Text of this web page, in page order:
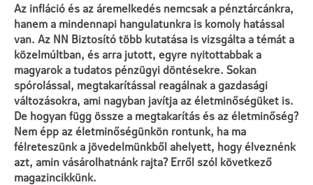
Az infláció és az áremelkedés nemcsak a pénztárcánkra,
hanem a mindennapi hangulatunkra is komoly hatással
van. Az NN Biztosító több kutatása is vizsgálta a témát a
közelmúltban, és arra jutott, egyre nyitottabbak a
magyarok a tudatos pénzügyi döntésekre. Sokan
spórolással, megtakarítással reagálnak a gazdasági
változásokra, ami nagyban javítja az életminőségüket is.
De hogyan függ össze a megtakarítás és az életminőség?
Nem épp az életminőségünkön rontunk, ha ma
félreteszünk a jövedelmünkből ahelyett, hogy élveznénk
azt, amin vásárolhatnánk rajta? Erről szól következő
magazincikkünk.